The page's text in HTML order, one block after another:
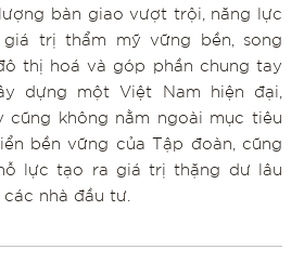
bàn giao vượt trội, năng lực
trị thẩm mỹ vững bền, song
thị hoá và góp phần chung tay
dựng một Việt Nam hiện đại,
cũng không nằm ngoài mục tiêu
bền vững của Tập đoàn, cũng
lực tạo ra giá trị thặng dư lâu
nhà đầu tư.